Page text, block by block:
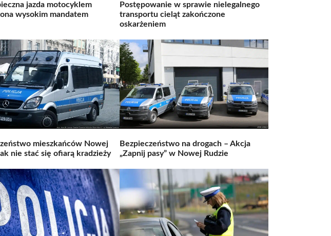
jazda motocyklem
wysokim mandatem
Postępowanie w sprawie nielegalnego
transportu cieląt zakończone
oskarżeniem
mieszkańców Nowej
nie stać się ofiarą kradzieży
Bezpieczeństwo na drogach – Akcja
„Zapnij pasy” w Nowej Rudzie